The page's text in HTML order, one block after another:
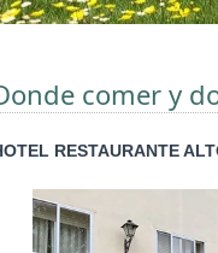
comer y
RESTAURANTE